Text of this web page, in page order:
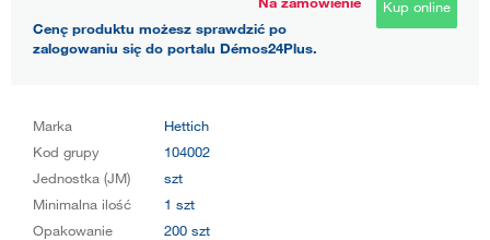
Cenę produktu możesz sprawdzić po
zalogowaniu się do portalu Démos24Plus.
Kup online
Marka
Hettich
Kod grupy
104002
Jednostka (JM)
szt
Minimalna ilość
1 szt
Opakowanie
200 szt